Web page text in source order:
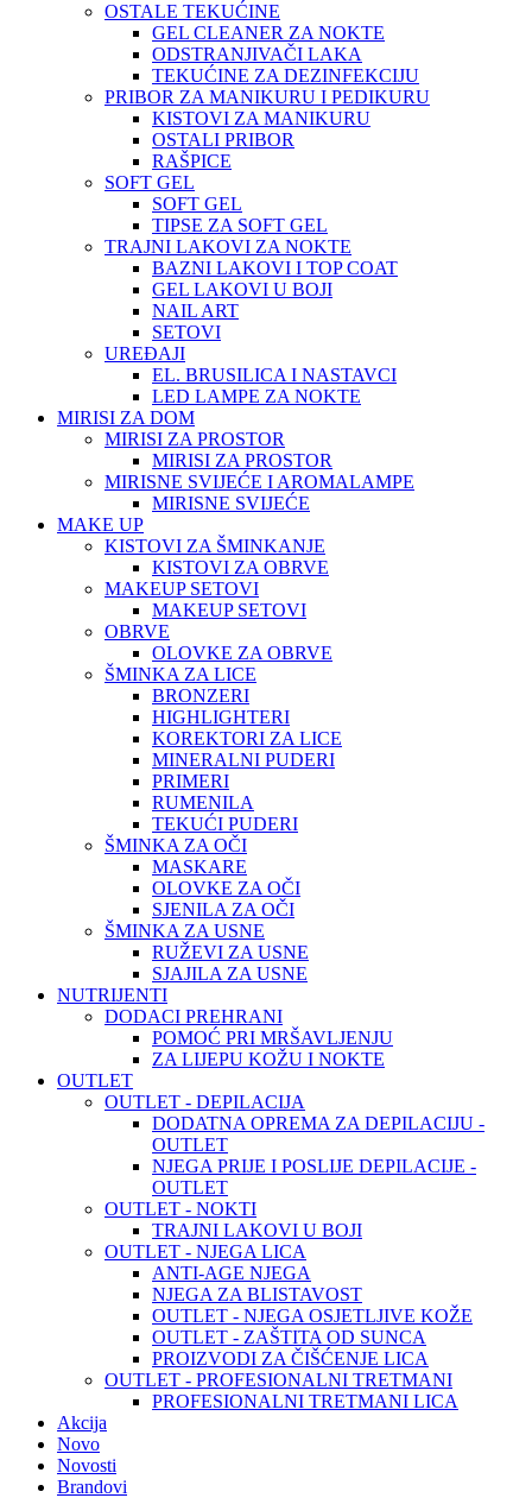
OSTALE TEKUĆINE
GEL CLEANER ZA NOKTE
ODSTRANJIVAČI LAKA
TEKUĆINE ZA DEZINFEKCIJU
PRIBOR ZA MANIKURU I PEDIKURU
KISTOVI ZA MANIKURU
OSTALI PRIBOR
RAŠPICE
SOFT GEL
SOFT GEL
TIPSE ZA SOFT GEL
TRAJNI LAKOVI ZA NOKTE
BAZNI LAKOVI I TOP COAT
GEL LAKOVI U BOJI
NAIL ART
SETOVI
UREĐAJI
EL. BRUSILICA I NASTAVCI
LED LAMPE ZA NOKTE
MIRISI ZA DOM
MIRISI ZA PROSTOR
MIRISI ZA PROSTOR
MIRISNE SVIJEĆE I AROMALAMPE
MIRISNE SVIJEĆE
MAKE UP
KISTOVI ZA ŠMINKANJE
KISTOVI ZA OBRVE
MAKEUP SETOVI
MAKEUP SETOVI
OBRVE
OLOVKE ZA OBRVE
ŠMINKA ZA LICE
BRONZERI
HIGHLIGHTERI
KOREKTORI ZA LICE
MINERALNI PUDERI
PRIMERI
RUMENILA
TEKUĆI PUDERI
ŠMINKA ZA OČI
MASKARE
OLOVKE ZA OČI
SJENILA ZA OČI
ŠMINKA ZA USNE
RUŽEVI ZA USNE
SJAJILA ZA USNE
NUTRIJENTI
DODACI PREHRANI
POMOĆ PRI MRŠAVLJENJU
ZA LIJEPU KOŽU I NOKTE
OUTLET
OUTLET - DEPILACIJA
DODATNA OPREMA ZA DEPILACIJU -
OUTLET
NJEGA PRIJE I POSLIJE DEPILACIJE -
OUTLET
OUTLET - NOKTI
TRAJNI LAKOVI U BOJI
OUTLET - NJEGA LICA
ANTI-AGE NJEGA
NJEGA ZA BLISTAVOST
OUTLET - NJEGA OSJETLJIVE KOŽE
OUTLET - ZAŠTITA OD SUNCA
PROIZVODI ZA ČIŠĆENJE LICA
OUTLET - PROFESIONALNI TRETMANI
PROFESIONALNI TRETMANI LICA
Akcija
Novo
Novosti
Brandovi